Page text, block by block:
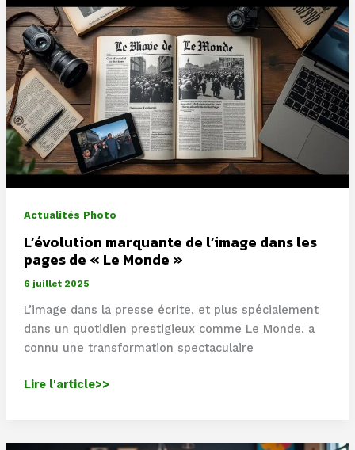
dévoile
son
nouvel
ensemble
dédié
à
la
photographie
de
mode
Actualités Photo
L’évolution marquante de l’image dans les
pages de « Le Monde »
6 juillet 2025
L’image dans la presse écrite, et plus spécialement
dans un quotidien prestigieux comme Le Monde, a
connu une transformation spectaculaire
L’évolution
l’image
Lire l'article>>